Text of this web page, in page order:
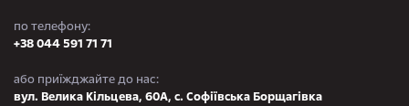
по телефону:
+38 044 591 71 71
або приїжджайте до нас:
вул. Велика Кільцева, 60А, с. Софіївська Борщагівка